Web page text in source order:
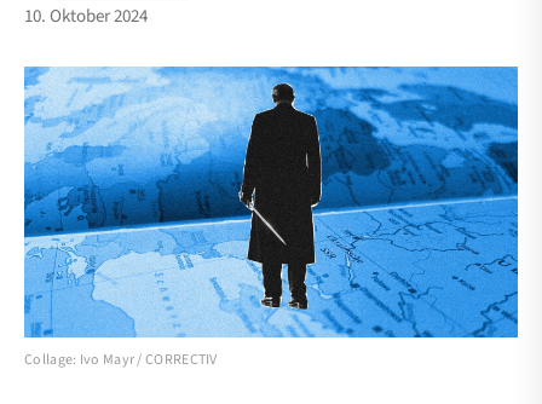
10. Oktober 2024
Collage: Ivo Mayr / CORRECTIV